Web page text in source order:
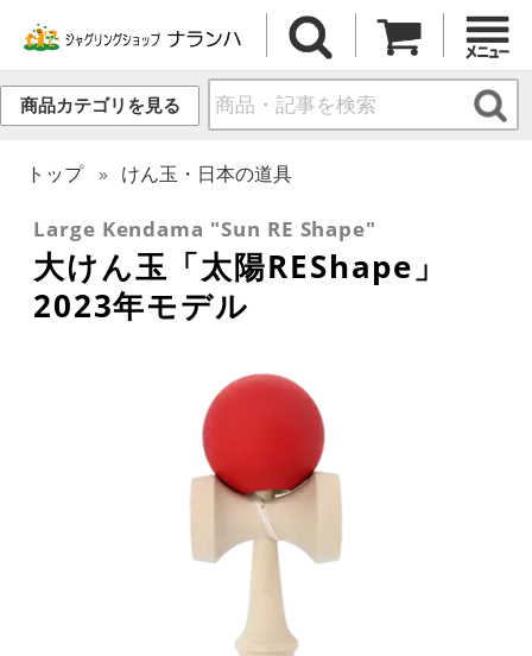
商品カテゴリを見る
トップ けん玉・日本の道具
Large Kendama "Sun RE Shape"
大けん玉「太陽REShape」
2023年モデル